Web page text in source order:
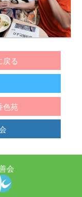
戻る
苑
会